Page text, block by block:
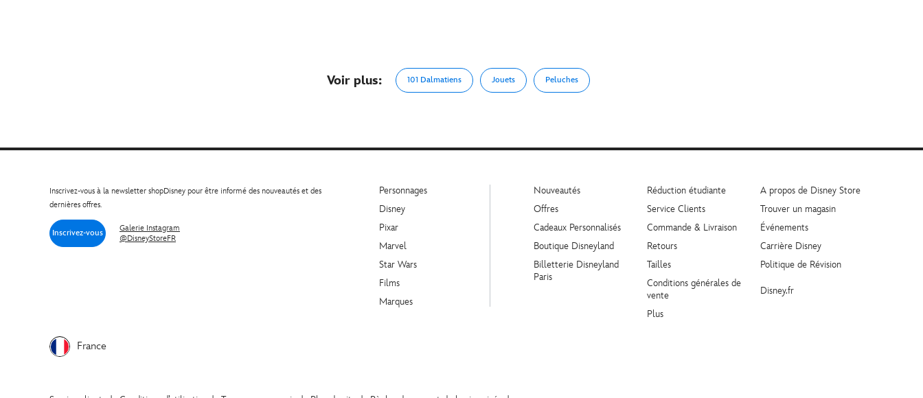
Voir plus: 101 Dalmatiens Jouets Peluches
Inscrivez-vous à la newsletter shopDisney pour être informé des nouveautés et des
dernières offres.
Inscrivez-vous
Galerie Instagram
@DisneyStoreFR
France
Personnages
Disney
Pixar
Marvel
Star Wars
Films
Marques
Nouveautés
Offres
Cadeaux Personnalisés
Boutique Disneyland
Billetterie Disneyland
Paris
Réduction étudiante
Service Clients
Commande & Livraison
Retours
Tailles
Conditions générales de
vente
Plus
A propos de Disney Store
Trouver un magasin
Événements
Carrière Disney
Politique de Révision
Disney.fr